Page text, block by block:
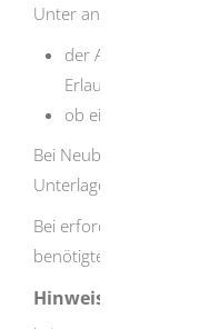
Unter anderem abhängig
der Art der
Erlaubnis
ob eine Inspektion
Bei Neubeantragung: ab
Unterlagen mindestens
Bei erforderlicher
benötigte Vorlaufzeit: 6
Hinweise